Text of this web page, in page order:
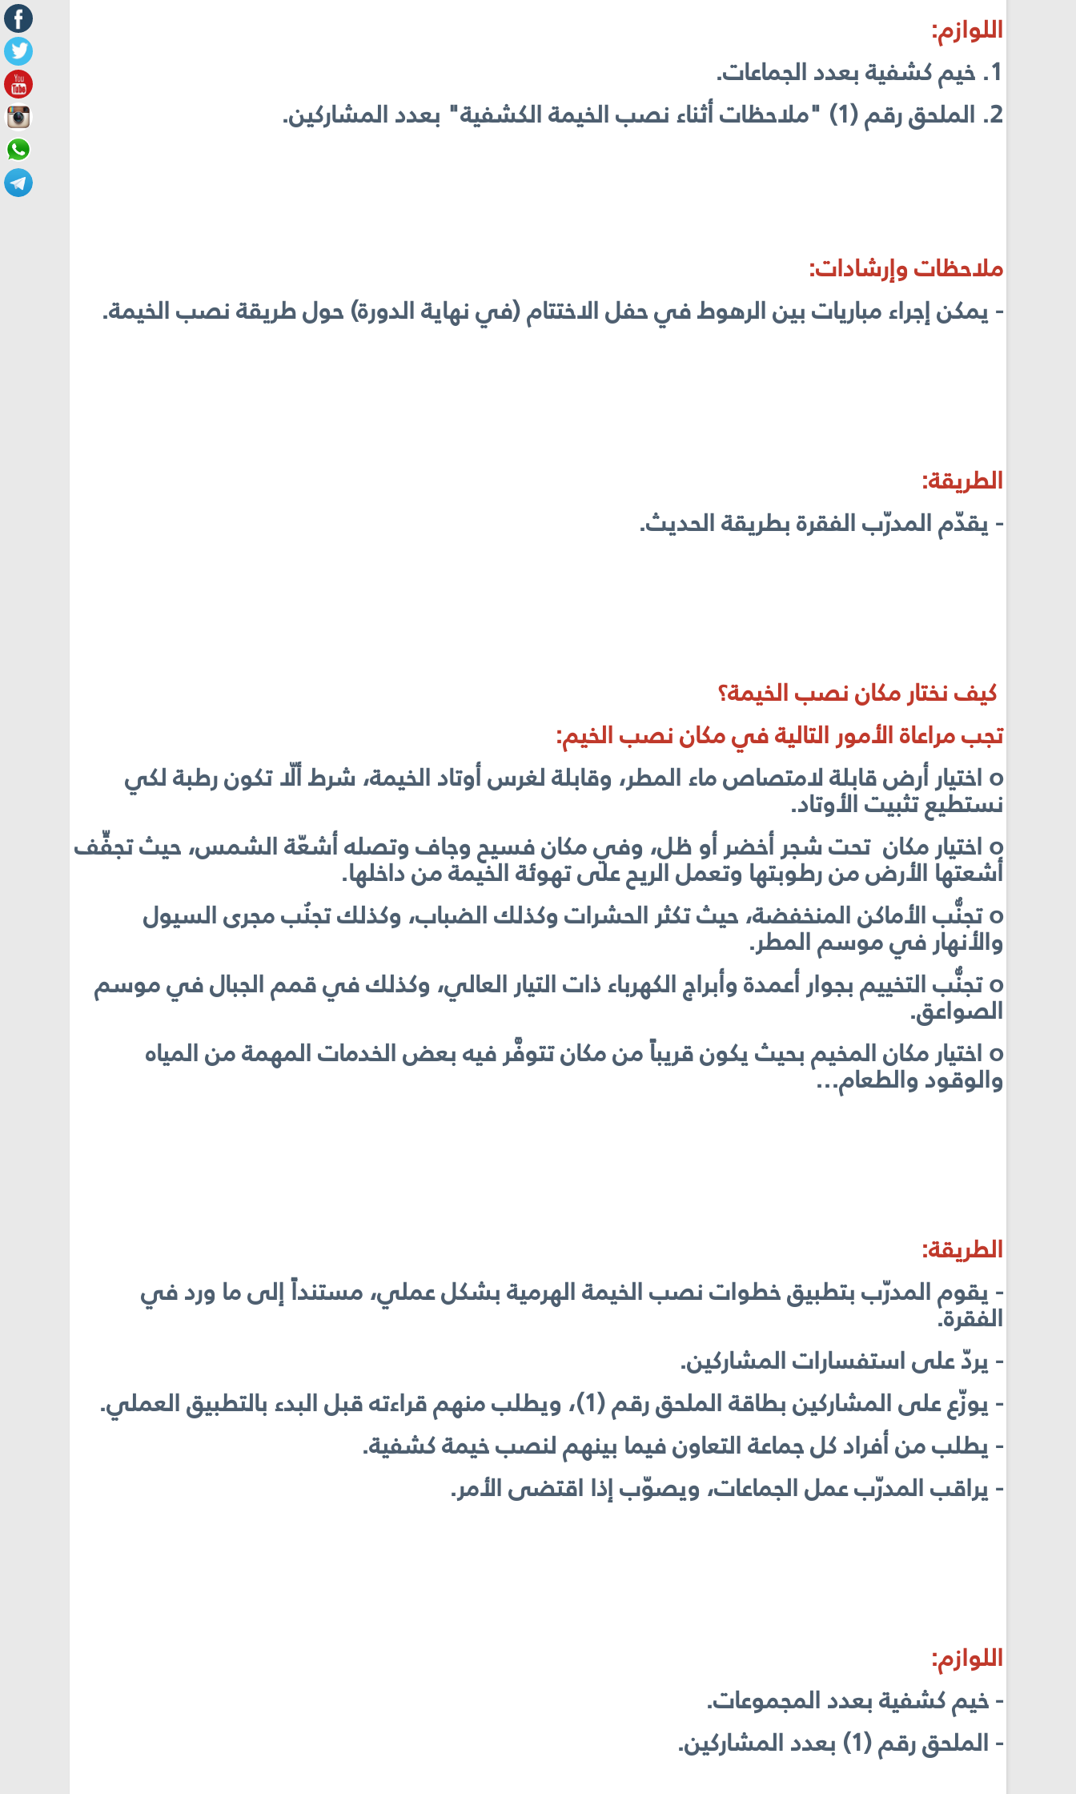
اللوازم:
1. خيم كشفية بعدد الجماعات.
2. الملحق رقم (1) "ملاحظات أثناء نصب الخيمة الكشفية" بعدد المشاركين.
ملاحظات وإرشادات:
- يمكن إجراء مباريات بين الرهوط في حفل الاختتام (في نهاية الدورة) حول طريقة نصب الخيمة.
الطريقة:
- يقدّم المدرّب الفقرة بطريقة الحديث.
كيف نختار مكان نصب الخيمة؟
تجب مراعاة الأمور التالية في مكان نصب الخيم:
o اختيار أرض قابلة لامتصاص ماء المطر، وقابلة لغرس أوتاد الخيمة، شرط ألّا تكون رطبة لكي
نستطيع تثبيت الأوتاد.
o اختيار مكان تحت شجر أخضر أو ظل، وفي مكان فسيح وجاف وتصله أشعّة الشمس، حيث تجفِّف
أشعتها الأرض من رطوبتها وتعمل الريح على تهوئة الخيمة من داخلها.
o تجنُّب الأماكن المنخفضة، حيث تكثر الحشرات وكذلك الضباب، وكذلك تجنُب مجرى السيول
والأنهار في موسم المطر.
o تجنُّب التخييم بجوار أعمدة وأبراج الكهرباء ذات التيار العالي، وكذلك في قمم الجبال في موسم
الصواعق.
o اختيار مكان المخيم بحيث يكون قريباً من مكان تتوفَّر فيه بعض الخدمات المهمة من المياه
والوقود والطعام...
الطريقة:
- يقوم المدرّب بتطبيق خطوات نصب الخيمة الهرمية بشكل عملي، مستنداً إلى ما ورد في
الفقرة.
- يردّ على استفسارات المشاركين.
- يوزّع على المشاركين بطاقة الملحق رقم (1)، ويطلب منهم قراءته قبل البدء بالتطبيق العملي.
- يطلب من أفراد كل جماعة التعاون فيما بينهم لنصب خيمة كشفية.
- يراقب المدرّب عمل الجماعات، ويصوّب إذا اقتضى الأمر.
اللوازم:
- خيم كشفية بعدد المجموعات.
- الملحق رقم (1) بعدد المشاركين.